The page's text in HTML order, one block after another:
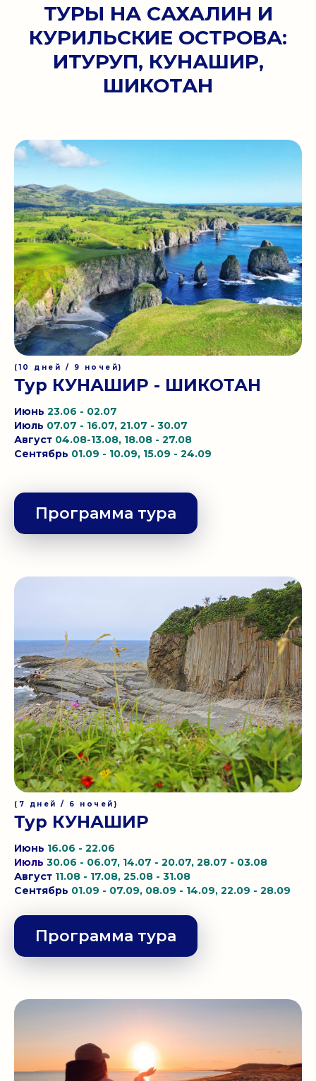
ТУРЫ НА САХАЛИН И
КУРИЛЬСКИЕ ОСТРОВА:
ИТУРУП, КУНАШИР,
ШИКОТАН
(10 дней / 9 ночей)
Тур КУНАШИР - ШИКОТАН
Июнь 23.06 - 02.07
Июль 07.07 - 16.07, 21.07 - 30.07
Август 04.08-13.08, 18.08 - 27.08
Сентябрь 01.09 - 10.09, 15.09 - 24.09
Программа тура
(7 дней / 6 ночей)
Тур КУНАШИР
Июнь 16.06 - 22.06
Июль 30.06 - 06.07, 14.07 - 20.07, 28.07 - 03.08
Август 11.08 - 17.08, 25.08 - 31.08
Сентябрь 01.09 - 07.09, 08.09 - 14.09, 22.09 - 28.09
Программа тура